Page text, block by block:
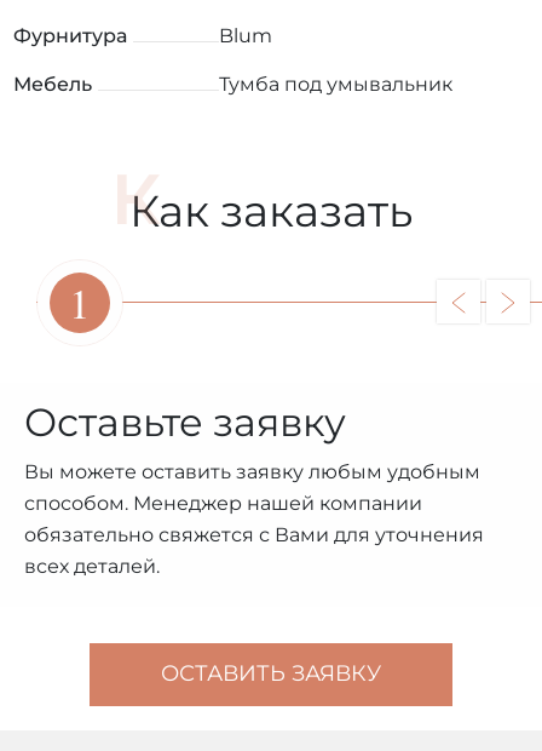
Фурнитура Blum
Мебель Тумба под умывальник
Как заказать
1
Оставьте заявку
Вы можете оставить заявку любым удобным
способом. Менеджер нашей компании
обязательно свяжется с Вами для уточнения
всех деталей.
ОСТАВИТЬ ЗАЯВКУ